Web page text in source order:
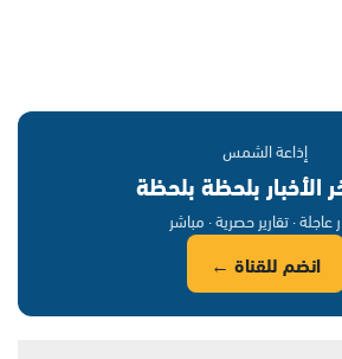
إذاعة الشمس
الأخبار بلحظة بلحظة
عاجلة · تقارير حصرية · مباشر
انضم للقناة ←